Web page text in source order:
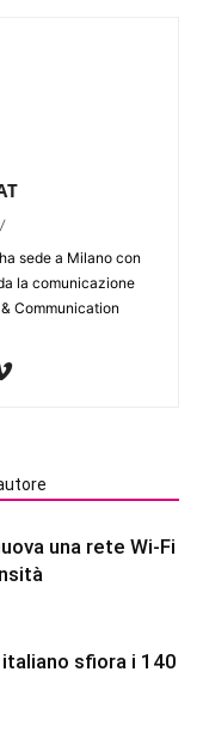
sede a Milano con
la comunicazione
Communication
una rete Wi-Fi
sfiora i 140